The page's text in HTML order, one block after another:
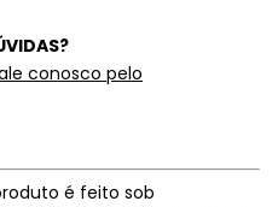
conosco pelo
é feito sob